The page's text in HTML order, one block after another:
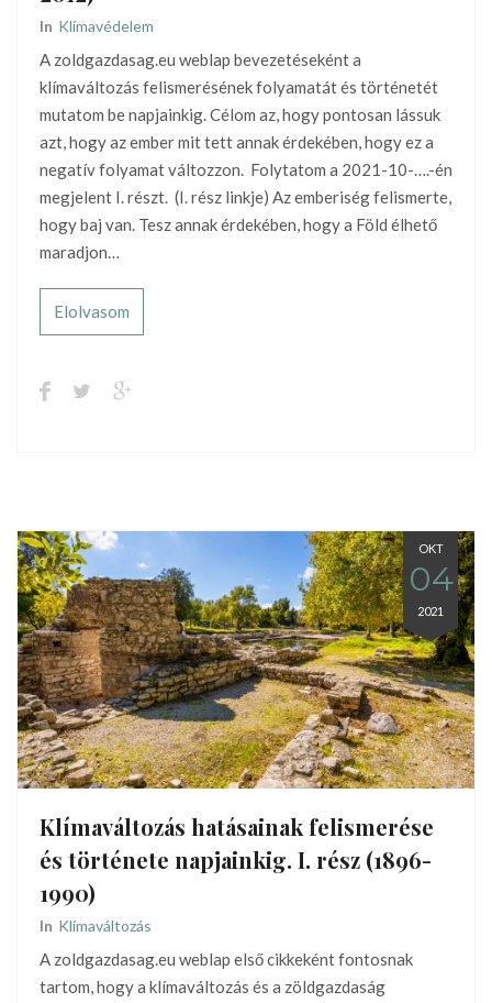
In Klímavédelem
A zoldgazdasag.eu weblap bevezetéseként a
klímaváltozás felismerésének folyamatát és történetét
mutatom be napjainkig. Célom az, hogy pontosan lássuk
azt, hogy az ember mit tett annak érdekében, hogy ez a
negatív folyamat változzon. Folytatom a 2021-10-….-én
megjelent I. részt. (I. rész linkje) Az emberiség felismerte,
hogy baj van. Tesz annak érdekében, hogy a Föld élhető
maradjon…
Elolvasom
OKT
04
2021
Klímaváltozás hatásainak felismerése
és története napjainkig. I. rész (1896-
1990)
In Klímaváltozás
A zoldgazdasag.eu weblap első cikkeként fontosnak
tartom, hogy a klímaváltozás és a zöldgazdaság